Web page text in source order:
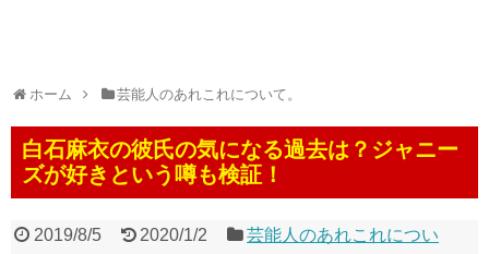
ホーム 芸能人のあれこれについて。
白石麻衣の彼氏の気になる過去は？ジャニー
ズが好きという噂も検証！
2019/8/5 2020/1/2
芸能人のあれこれについ